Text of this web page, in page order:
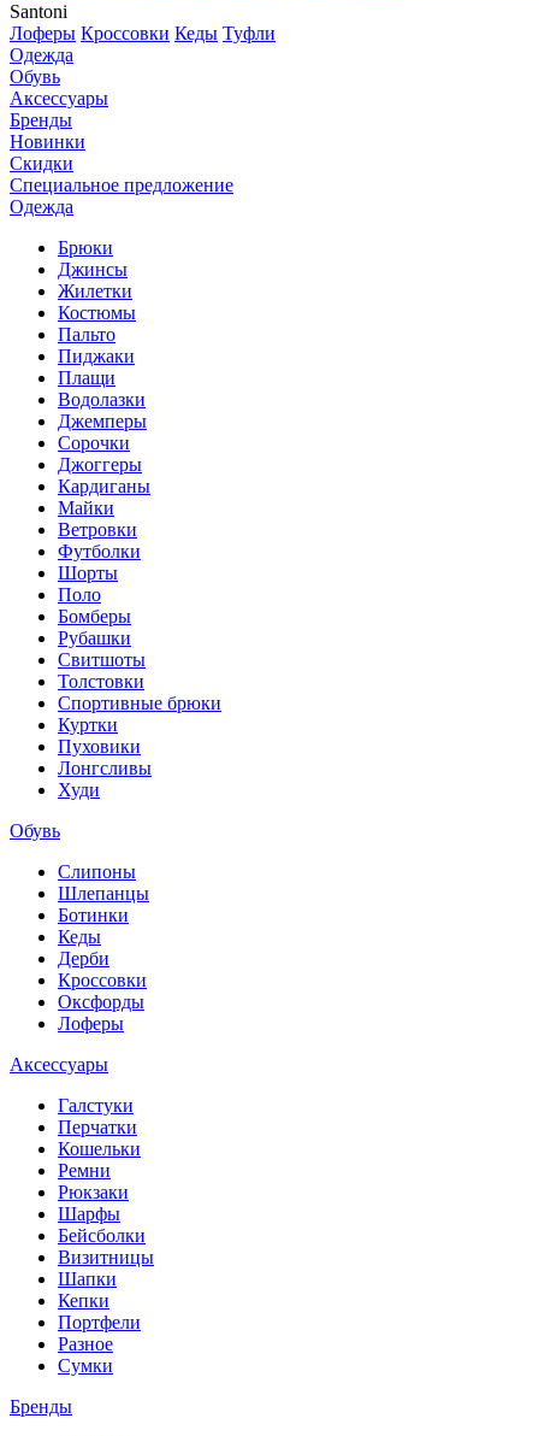
Santoni
Лоферы Кроссовки Кеды Туфли
Одежда
Обувь
Аксессуары
Бренды
Новинки
Скидки
Специальное предложение
Одежда
Брюки
Джинсы
Жилетки
Костюмы
Пальто
Пиджаки
Плащи
Водолазки
Джемперы
Сорочки
Джоггеры
Кардиганы
Майки
Ветровки
Футболки
Шорты
Поло
Бомберы
Рубашки
Свитшоты
Толстовки
Спортивные брюки
Куртки
Пуховики
Лонгсливы
Худи
Обувь
Слипоны
Шлепанцы
Ботинки
Кеды
Дерби
Кроссовки
Оксфорды
Лоферы
Аксессуары
Галстуки
Перчатки
Кошельки
Ремни
Рюкзаки
Шарфы
Бейсболки
Визитницы
Шапки
Кепки
Портфели
Разное
Сумки
Бренды